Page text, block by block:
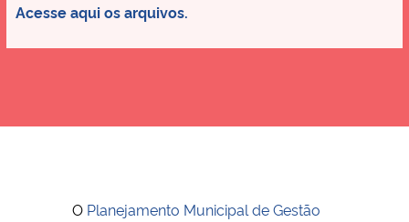
Acesse aqui os arquivos.
O Planejamento Municipal de Gestão